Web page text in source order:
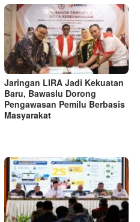
Jaringan LIRA Jadi Kekuatan
Baru, Bawaslu Dorong
Pengawasan Pemilu Berbasis
Masyarakat